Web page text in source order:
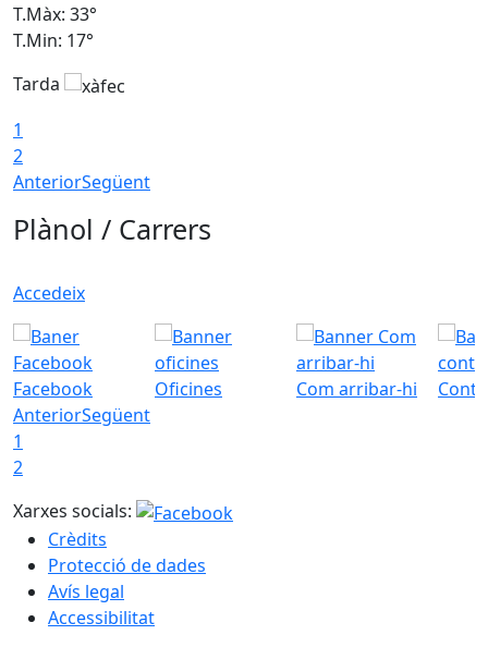
T.Màx: 33°
T.Min: 17°
Tarda
1
2
AnteriorSegüent
Plànol / Carrers
Accedeix
Facebook Oficines Com arribar-hi
AnteriorSegüent
1
2
Xarxes socials:
Crèdits
Protecció de dades
Avís legal
Accessibilitat